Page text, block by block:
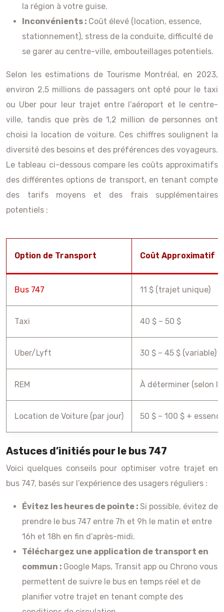
la région à votre guise.
Inconvénients : Coût élevé (location, essence,
stationnement), stress de la conduite, difficulté de
se garer au centre-ville, embouteillages potentiels.
Selon les estimations de Tourisme Montréal, en 2023,
environ 2,5 millions de passagers ont opté pour le taxi
ou Uber pour leur trajet entre l’aéroport et le centre-
ville, tandis que près de 1,2 million de personnes ont
choisi la location de voiture. Ces chiffres soulignent la
diversité des besoins et des préférences des voyageurs.
Le tableau ci-dessous compare les coûts approximatifs
des différentes options de transport, en tenant compte
des tarifs moyens et des frais supplémentaires
potentiels :
Option de Transport Coût Approximatif
Bus 747 11 $ (trajet unique)
Taxi 40 $ – 50 $
Uber/Lyft 30 $ – 45 $ (variable)
REM À déterminer (selon
Location de Voiture (par jour) 50 $ – 100 $ +
Astuces d’initiés pour le bus 747
Voici quelques conseils pour optimiser votre trajet en
bus 747, basés sur l’expérience des usagers réguliers :
Évitez les heures de pointe : Si possible, évitez de
prendre le bus 747 entre 7h et 9h le matin et entre
16h et 18h en fin d’après-midi.
Téléchargez une application de transport en
commun : Google Maps, Transit app ou Chrono vous
permettent de suivre le bus en temps réel et de
planifier votre trajet en tenant compte des